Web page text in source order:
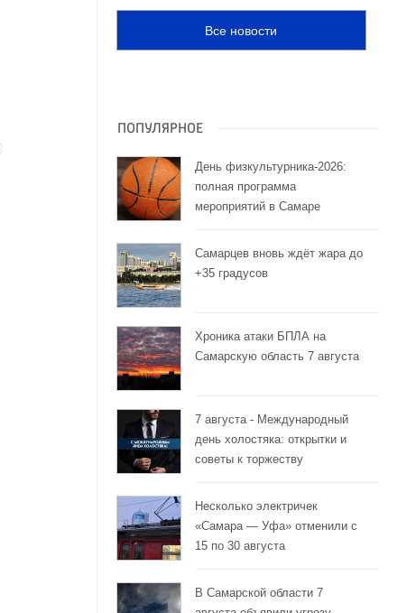
Все новости
ПОПУЛЯРНОЕ
День физкультурника-2026:
полная программа
мероприятий в Самаре
Самарцев вновь ждёт жара до
+35 градусов
Хроника атаки БПЛА на
Самарскую область 7 августа
7 августа - Международный
день холостяка: открытки и
советы к торжеству
Несколько электричек
«Самара — Уфа» отменили с
15 по 30 августа
В Самарской области 7